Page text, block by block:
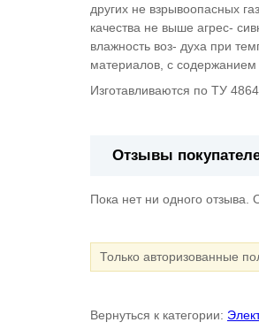
других не взрывоопасных
качества не выше агрес-
влажность воз- духа при
материалов, с
Изготавливаются по ТУ
Отзывы
Пока нет ни одного отзыва.
Только авторизованные
Вернуться к категории: